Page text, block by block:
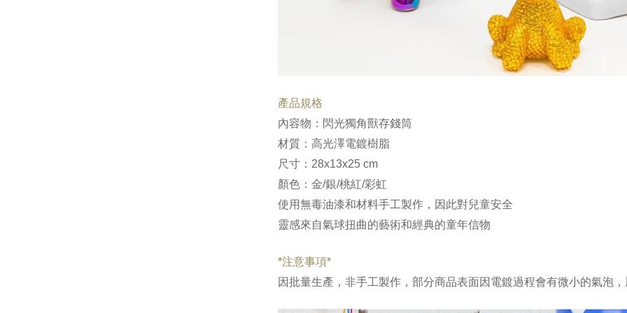
產品規格
內容物：閃光獨角獸存錢筒
材質：高光澤電鍍樹脂
尺寸：28x13x25 cm
顏色：金/銀/桃紅/彩虹
使用無毒油漆和材料手工製作，因此對兒童安全
靈感來自氣球扭曲的藝術和經典的童年信物
*注意事項*
因批量生產，非手工製作，部分商品表面因電鍍過程會有微小的氣泡